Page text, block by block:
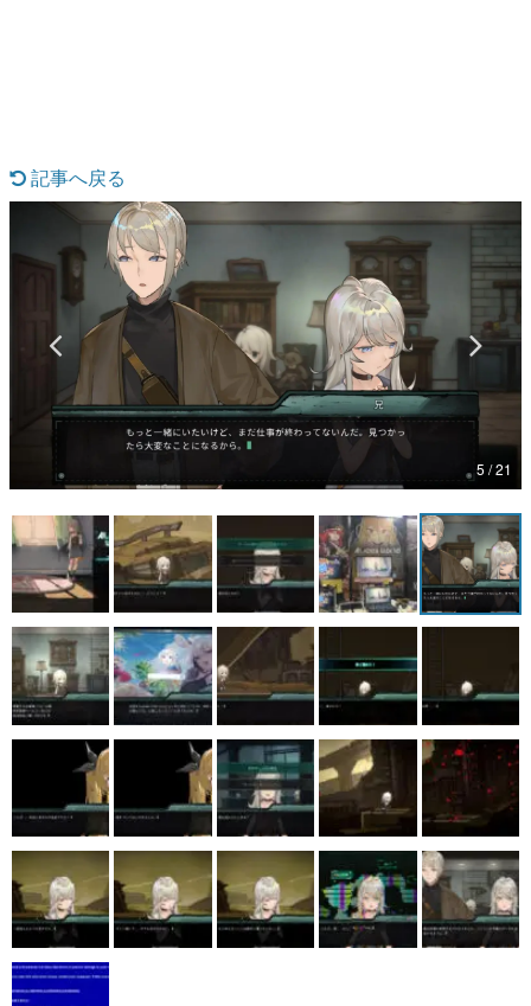
なんでゲームは面白い？
ゲーム開発者・hamatsu氏がゲームの魅力を画面や操作の
具体的な形から解き明かしていく、硬派で骨太な評論連載
です。
ゲームが変えた日本語
「経験値」「裏技」「ラスボス」… ゲームにまつわる言葉
の起源や用法の変遷を、コンピューター文化史研究家・タ
イニーP氏が徹底調査。
カテゴリ
特集記事
マンガ
女性向け
アプリレビュー
その他
電ファミニコゲーマーとは？
運営：株式会社マレ
記事へ戻る
5 / 21